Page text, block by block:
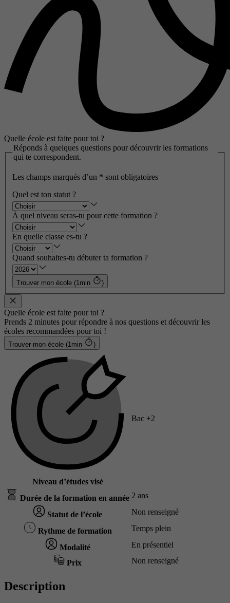
Quelle école est faite pour toi ?
Réponds à quelques questions pour découvrir les formations
qui te correspondent.
Les champs marqués d’un * sont obligatoires
Quel est ton statut ?
À quel niveau seras-tu pour cette formation ?
En quelle classe es-tu ?
Quand souhaites-tu débuter ta formation ?
Trouver mon école (1min )
Quelle école est faite pour toi ?
Prends 2 minutes pour répondre à nos questions et découvrir les
écoles recommandées pour toi !
Trouver mon école (1min )
Niveau d’études visé
Bac +2
Durée de la formation en année 2 ans
Statut de l’école Non renseigné
Rythme de formation Temps plein
Modalité En présentiel
Prix Non renseigné
Description